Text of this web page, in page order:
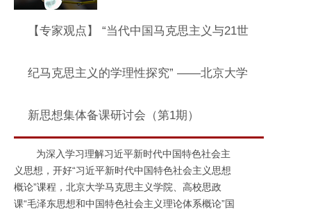
【专家观点】 “当代中国马克思主义与21世
纪马克思主义的学理性探究” ——北京大学
新思想集体备课研讨会（第1期）
为深入学习理解习近平新时代中国特色社会主
义思想，开好“习近平新时代中国特色社会主义思想
概论”课程，北京大学马克思主义学院、高校思政
课“毛泽东思想和中国特色社会主义理论体系概论”国